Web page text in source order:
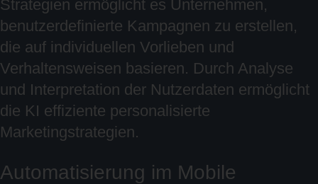
Strategien ermöglicht es Unternehmen,
benutzerdefinierte Kampagnen zu erstellen,
die auf individuellen Vorlieben und
Verhaltensweisen basieren. Durch Analyse
und Interpretation der Nutzerdaten ermöglicht
die KI effiziente personalisierte
Marketingstrategien.
Automatisierung im Mobile